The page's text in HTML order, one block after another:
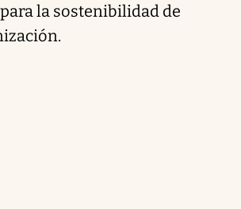
la sostenibilidad de